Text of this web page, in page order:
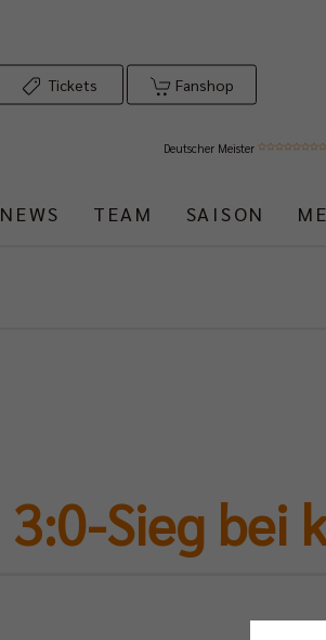
Tickets Fanshop
Deutscher Meister
NEWS TEAM SAISON
3:0-Sieg bei